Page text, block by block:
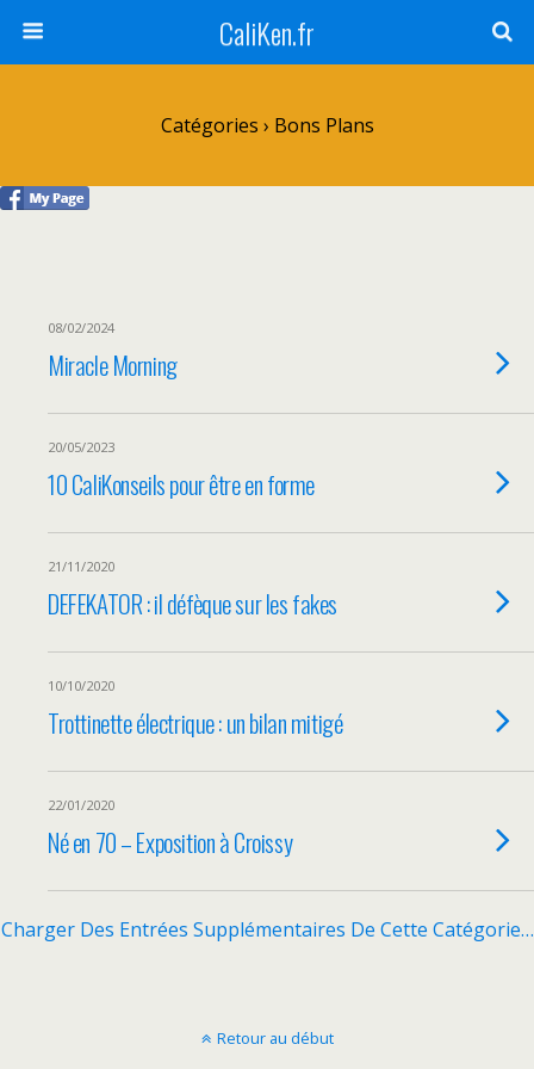
CaliKen.fr
Catégories › Bons Plans
08/02/2024
Miracle Morning
20/05/2023
10 CaliKonseils pour être en forme
21/11/2020
DEFEKATOR : il défèque sur les fakes
10/10/2020
Trottinette électrique : un bilan mitigé
22/01/2020
Né en 70 – Exposition à Croissy
Charger Des Entrées Supplémentaires De Cette Catégorie…
Retour au début